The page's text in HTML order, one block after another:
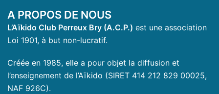
A PROPOS DE NOUS
L’Aïkido Club Perreux Bry (A.C.P.) est une association
Loi 1901, à but non-lucratif.
Créée en 1985, elle a pour objet la diffusion et
l’enseignement de l’Aïkido (SIRET 414 212 829 00025,
NAF 926C).